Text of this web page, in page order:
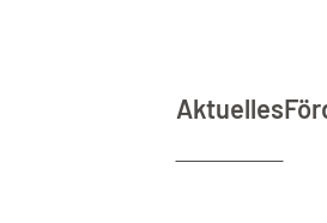
Aktuelles